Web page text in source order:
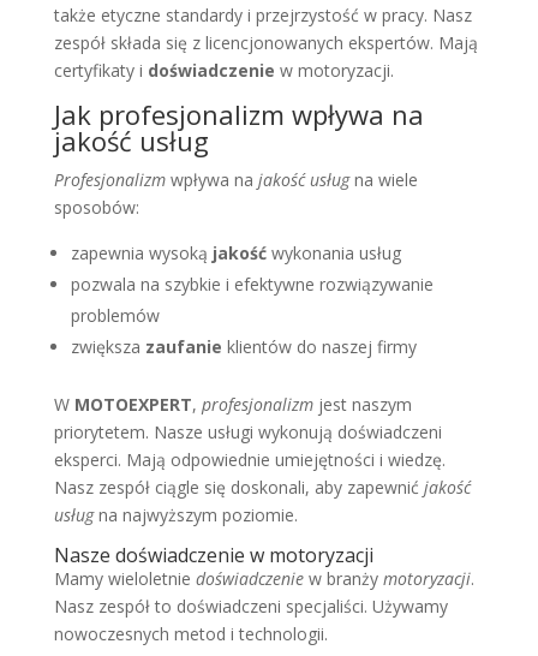
także etyczne standardy i przejrzystość w pracy. Nasz
zespół składa się z licencjonowanych ekspertów. Mają
certyfikaty i doświadczenie w motoryzacji.
Jak profesjonalizm wpływa na
jakość usług
Profesjonalizmwpływa na jakość usługna wiele
sposobów:
zapewnia wysoką jakośćwykonania usług
pozwala na szybkie i efektywne rozwiązywanie
problemów
zwiększa zaufanie klientów do naszej firmy
W MOTOEXPERT, profesjonalizmjest naszym
priorytetem. Nasze usługi wykonują doświadczeni
eksperci. Mają odpowiednie umiejętności i wiedzę.
Nasz zespół ciągle się doskonali, aby zapewnić jakość
usługna najwyższym poziomie.
Nasze doświadczenie w motoryzacji
Mamy wieloletnie doświadczeniew branży motoryzacji.
Nasz zespół to doświadczeni specjaliści. Używamy
nowoczesnych metod i technologii.